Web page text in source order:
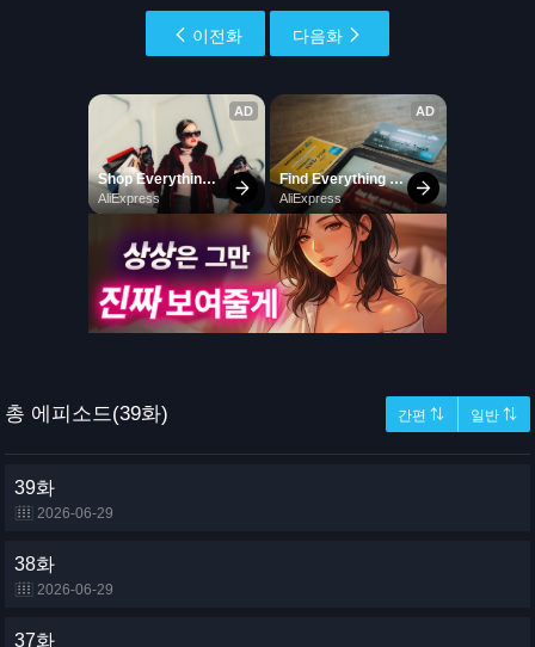
이전화 다음화
총 에피소드(39화) 간편 ⇅ 일반 ⇅
39화
2026-06-29
38화
2026-06-29
37화